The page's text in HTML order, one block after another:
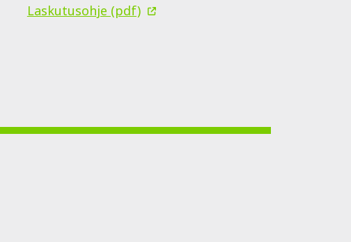
Laskutusohje (pdf)